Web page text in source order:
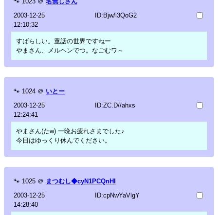
2003-12-25
12:10:32
ID:Bjw/i3QoG2
すばらしい。童話の世界ですねー
やまさん、メルヘンでつ。なごむワ～
🐾 1024 ＠ いとー
2003-12-25
12:24:41
ID:ZC.D//ahxs
やまさん(たw) 一晩お疲れさまでした♪
今日はゆっくり休んでください。
🐾 1025 ＠ まつむし◆cyN1PCQnHI
2003-12-25
14:28:40
ID:cpNwYaVlgY